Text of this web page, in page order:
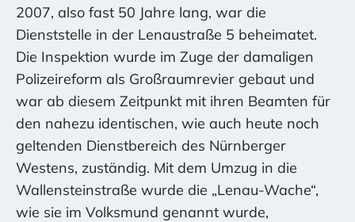
2007, also fast 50 Jahre lang, war die
Dienststelle in der Lenaustraße 5 beheimatet.
Die Inspektion wurde im Zuge der damaligen
Polizeireform als Großraumrevier gebaut und
war ab diesem Zeitpunkt mit ihren Beamten für
den nahezu identischen, wie auch heute noch
geltenden Dienstbereich des Nürnberger
Westens, zuständig. Mit dem Umzug in die
Wallensteinstraße wurde die „Lenau-Wache“,
wie sie im Volksmund genannt wurde,